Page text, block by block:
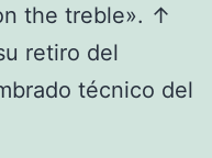
the treble». ↑
retiro del
técnico del